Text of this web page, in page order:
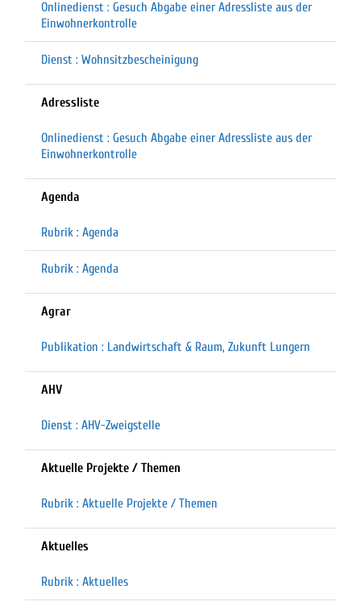
Onlinedienst : Gesuch Abgabe einer Adressliste aus der
Einwohnerkontrolle
Dienst : Wohnsitzbescheinigung
Adressliste
Onlinedienst : Gesuch Abgabe einer Adressliste aus der
Einwohnerkontrolle
Agenda
Rubrik : Agenda
Rubrik : Agenda
Agrar
Publikation : Landwirtschaft & Raum, Zukunft Lungern
AHV
Dienst : AHV-Zweigstelle
Aktuelle Projekte / Themen
Rubrik : Aktuelle Projekte / Themen
Aktuelles
Rubrik : Aktuelles